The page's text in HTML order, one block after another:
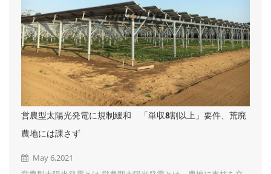
営農型太陽光発電に規制緩和 「単収8割以上」要件、荒廃
農地には課さず
May 6,2021